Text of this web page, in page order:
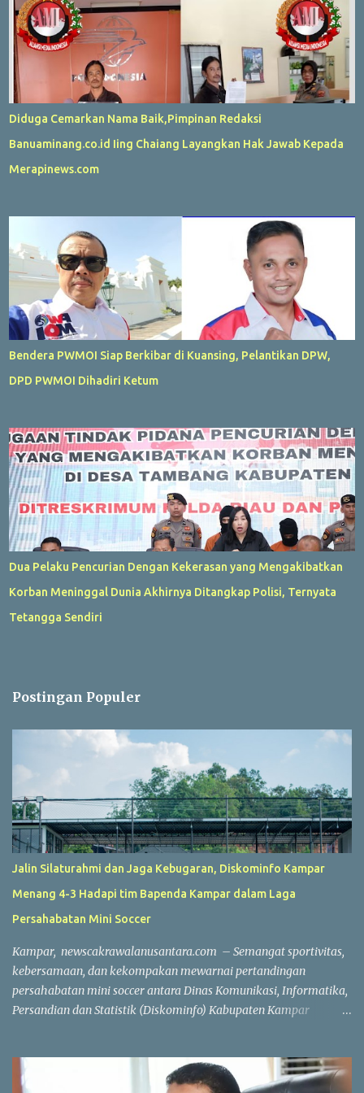
Diduga Cemarkan Nama Baik,Pimpinan Redaksi
Banuaminang.co.id Iing Chaiang Layangkan Hak Jawab Kepada
Merapinews.com
Bendera PWMOI Siap Berkibar di Kuansing, Pelantikan DPW,
DPD PWMOI Dihadiri Ketum
Dua Pelaku Pencurian Dengan Kekerasan yang Mengakibatkan
Korban Meninggal Dunia Akhirnya Ditangkap Polisi, Ternyata
Tetangga Sendiri
Postingan Populer
Jalin Silaturahmi dan Jaga Kebugaran, Diskominfo Kampar
Menang 4-3 Hadapi tim Bapenda Kampar dalam Laga
Persahabatan Mini Soccer
Kampar, newscakrawalanusantara.com – Semangat sportivitas,
kebersamaan, dan kekompakan mewarnai pertandingan
persahabatan mini soccer antara Dinas Komunikasi, Informatika,
Persandian dan Statistik (Diskominfo) Kabupaten Kampar
Soccer, Batu Belah, Kecamatan Kampar, Kamis (23/7/2026),
menjadi ajang mempererat silaturahmi sekaligus menjaga